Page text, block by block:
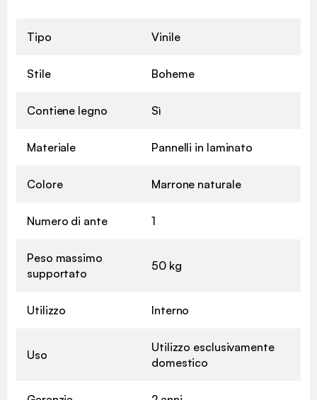
Tipo Vinile
Stile Boheme
Contiene legno Sì
Materiale Pannelli in laminato
Colore Marrone naturale
Numero di ante 1
Peso massimo
supportato
50 kg
Utilizzo Interno
Uso
Utilizzo esclusivamente
domestico